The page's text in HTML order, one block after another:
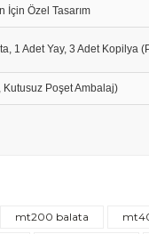
İçin Özel Tasarım
1 Adet Yay, 3 Adet Kopilya
Kutusuz Poşet Ambalaj)
mt200 balata